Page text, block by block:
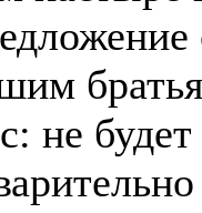
не